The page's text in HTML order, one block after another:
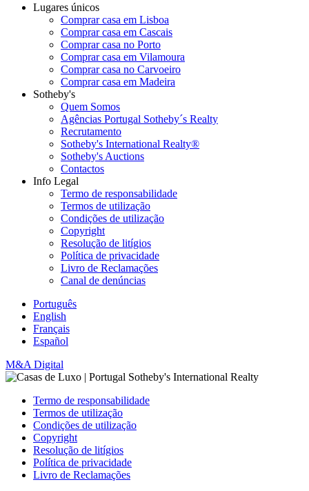
Lugares únicos
Comprar casa em Lisboa
Comprar casa em Cascais
Comprar casa no Porto
Comprar casa em Vilamoura
Comprar casa no Carvoeiro
Comprar casa em Madeira
Sotheby's
Quem Somos
Agências Portugal Sotheby´s Realty
Recrutamento
Sotheby's International Realty®
Sotheby's Auctions
Contactos
Info Legal
Termo de responsabilidade
Termos de utilização
Condições de utilização
Copyright
Resolução de litígios
Política de privacidade
Livro de Reclamações
Canal de denúncias
Português
English
Français
Español
M&A Digital
Termo de responsabilidade
Termos de utilização
Condições de utilização
Copyright
Resolução de litígios
Política de privacidade
Livro de Reclamações